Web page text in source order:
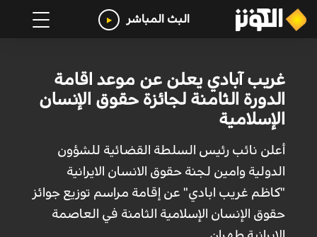
البث المباشر
غريب آبادي يعلن عن موعد اقامة
الدورة الثامنة لجائزة حقوق الإنسان
الإسلامية
أعلن نائب رئيس السلطة القضائية للشؤون
الدولية وامين لجنة حقوق الانسان الايرانية
"كاظم غريب ابادي" عن إقامة مراسم توزيع جوائز
حقوق الإنسان الإسلامية الثامنة في العاصمة